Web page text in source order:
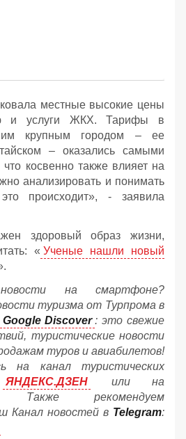
местные высокие цены
и услуги ЖКХ. Тарифы в
крупным городом – ее
– оказались самыми
косвенно также влияет на
анализировать и понимать
происходит», - заявила
здоровый образ жизни,
« Ученые нашли новый
на смартфоне?
туризма от Турпрома в
Google Discover : это свежие
туристические новости
туров и авиабилетов!
на канал туристических
ЯНДЕКС.ДЗЕН
или на
рекомендуем
Канал новостей в Telegram: